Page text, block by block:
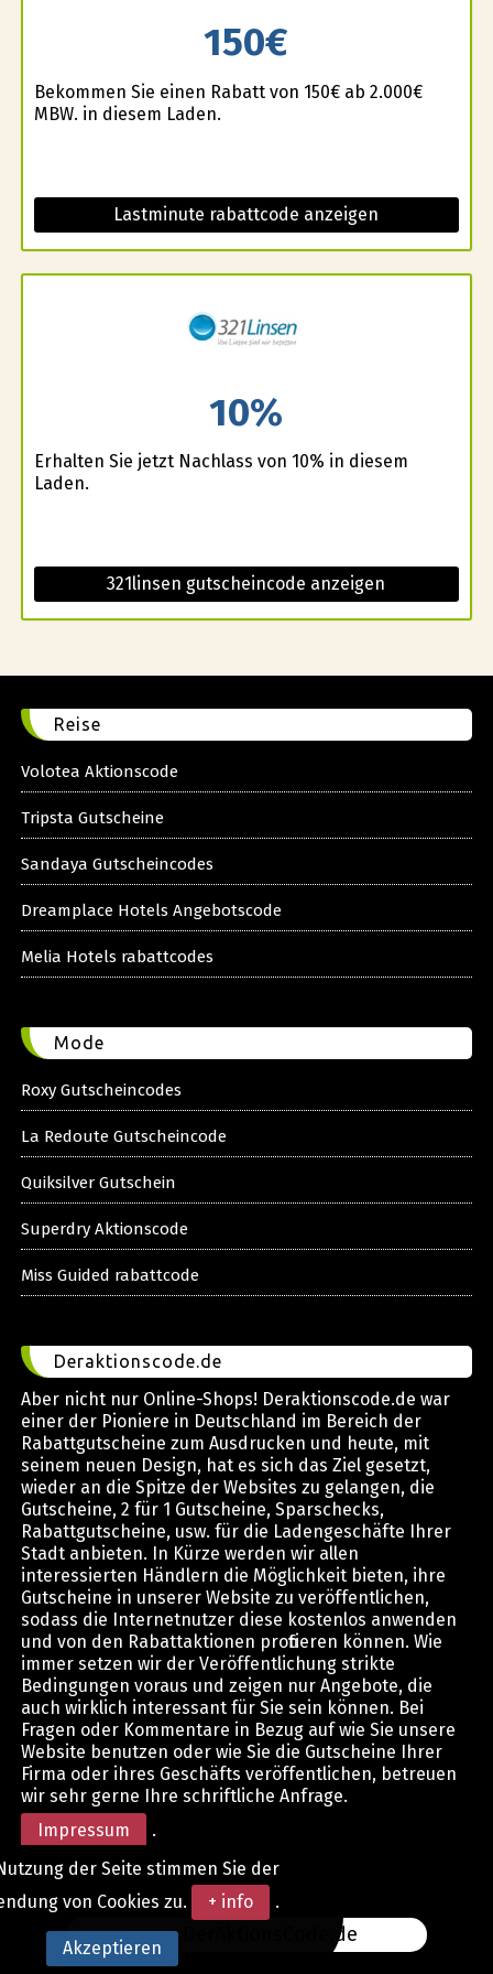
150€
Bekommen Sie einen Rabatt von 150€ ab 2.000€
MBW. in diesem Laden.
Lastminute rabattcode anzeigen
10%
Erhalten Sie jetzt Nachlass von 10% in diesem
Laden.
321linsen gutscheincode anzeigen
Reise
Volotea Aktionscode
Tripsta Gutscheine
Sandaya Gutscheincodes
Dreamplace Hotels Angebotscode
Melia Hotels rabattcodes
Mode
Roxy Gutscheincodes
La Redoute Gutscheincode
Quiksilver Gutschein
Superdry Aktionscode
Miss Guided rabattcode
Deraktionscode.de
Aber nicht nur Online-Shops! Deraktionscode.de war
einer der Pioniere in Deutschland im Bereich der
Rabattgutscheine zum Ausdrucken und heute, mit
seinem neuen Design, hat es sich das Ziel gesetzt,
wieder an die Spitze der Websites zu gelangen, die
Gutscheine, 2 für 1 Gutscheine, Sparschecks,
Rabattgutscheine, usw. für die Ladengeschäfte Ihrer
Stadt anbieten. In Kürze werden wir allen
interessierten Händlern die Möglichkeit bieten, ihre
Gutscheine in unserer Website zu veröffentlichen,
sodass die Internetnutzer diese kostenlos anwenden
und von den Rabattaktionen profitieren können. Wie
immer setzen wir der Veröffentlichung strikte
Bedingungen voraus und zeigen nur Angebote, die
auch wirklich interessant für Sie sein können. Bei
Fragen oder Kommentare in Bezug auf wie Sie unsere
Website benutzen oder wie Sie die Gutscheine Ihrer
Firma oder ihres Geschäfts veröffentlichen, betreuen
wir sehr gerne Ihre schriftliche Anfrage.
Impressum
.
www.DerAktionsCode.de
der Seite stimmen Sie der
von Cookies zu.
+ info .
Akzeptieren